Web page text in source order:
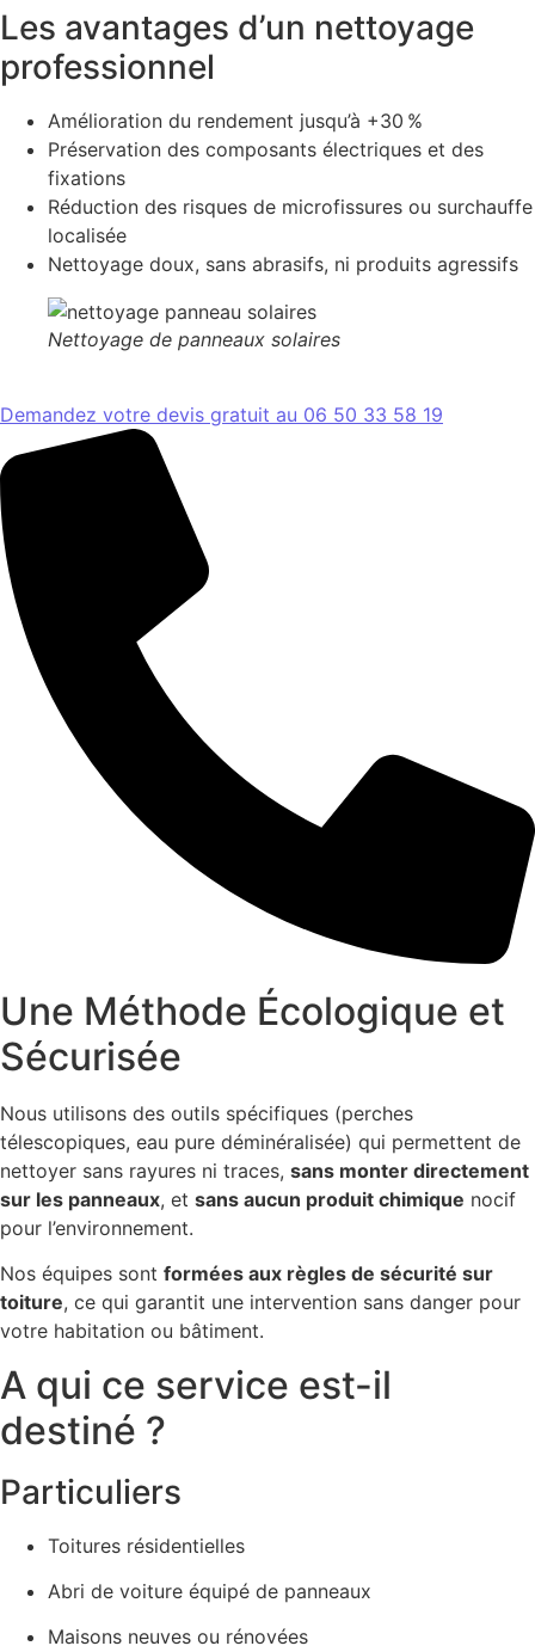
Les avantages d’un nettoyage
professionnel
Amélioration du rendement jusqu’à +30 %
Préservation des composants électriques et des
fixations
Réduction des risques de microfissures ou surchauffe
localisée
Nettoyage doux, sans abrasifs, ni produits agressifs
Nettoyage de panneaux solaires
Demandez votre devis gratuit au 06 50 33 58 19
Une Méthode Écologique et
Sécurisée
Nous utilisons des outils spécifiques (perches
télescopiques, eau pure déminéralisée) qui permettent de
nettoyer sans rayures ni traces, sans monter directement
sur les panneaux, et sans aucun produit chimique nocif
pour l’environnement.
Nos équipes sont formées aux règles de sécurité sur
toiture, ce qui garantit une intervention sans danger pour
votre habitation ou bâtiment.
A qui ce service est-il
destiné ?
Particuliers
Toitures résidentielles
Abri de voiture équipé de panneaux
Maisons neuves ou rénovées